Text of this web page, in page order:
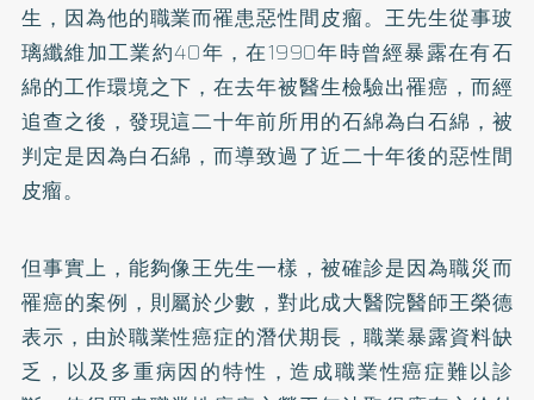
生，因為他的職業而罹患惡性間皮瘤。王先生從事玻
璃纖維加工業約40年，在1990年時曾經暴露在有石
綿的工作環境之下，在去年被醫生檢驗出罹癌，而經
追查之後，發現這二十年前所用的石綿為白石綿，被
判定是因為白石綿，而導致過了近二十年後的惡性間
皮瘤。
但事實上，能夠像王先生一樣，被確診是因為職災而
罹癌的案例，則屬於少數，對此成大醫院醫師王榮德
表示，由於職業性癌症的潛伏期長，職業暴露資料缺
乏，以及多重病因的特性，造成職業性癌症難以診